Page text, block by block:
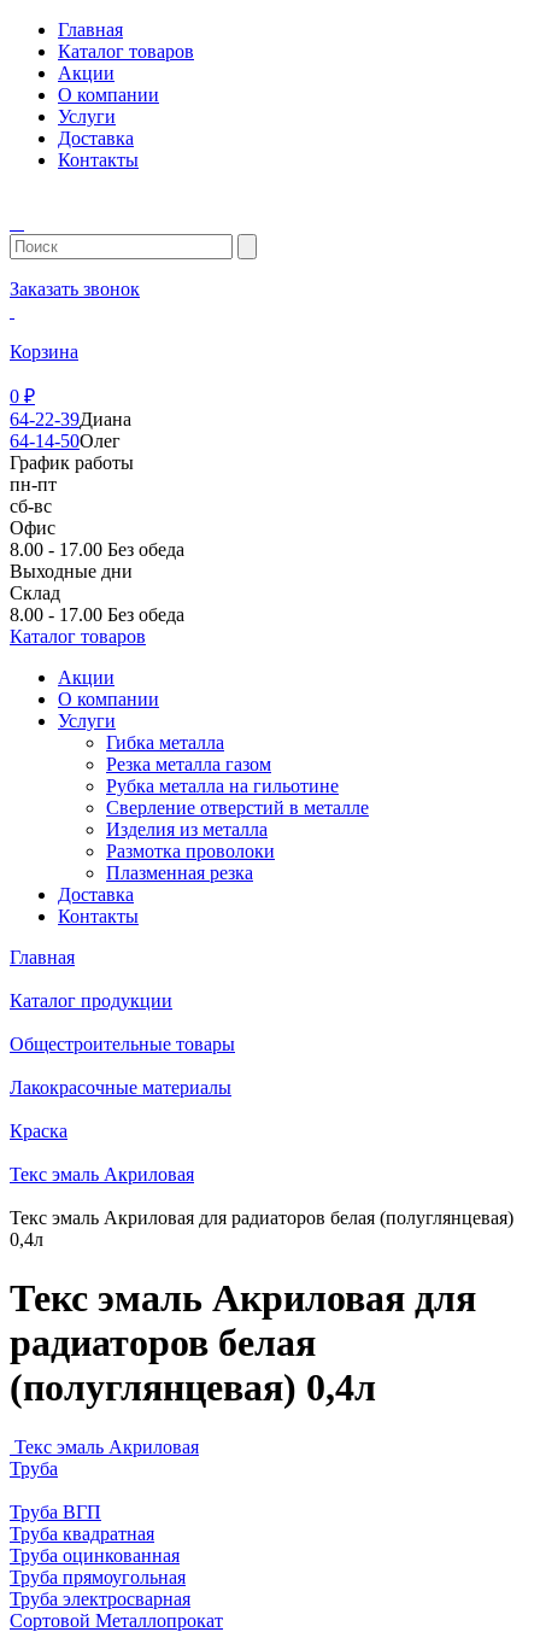
Главная
Каталог товаров
Акции
О компании
Услуги
Доставка
Контакты
Заказать звонок
Корзина
0 ₽
64-22-39Диана
64-14-50Олег
График работы
пн-пт
сб-вс
Офис
8.00 - 17.00 Без обеда
Выходные дни
Склад
8.00 - 17.00 Без обеда
Каталог товаров
Акции
О компании
Услуги
Гибка металла
Резка металла газом
Рубка металла на гильотине
Сверление отверстий в металле
Изделия из металла
Размотка проволоки
Плазменная резка
Доставка
Контакты
Главная
Каталог продукции
Общестроительные товары
Лакокрасочные материалы
Краска
Текс эмаль Акриловая
Текс эмаль Акриловая для радиаторов белая (полуглянцевая)
0,4л
Текс эмаль Акриловая для
радиаторов белая
(полуглянцевая) 0,4л
Текс эмаль Акриловая
Труба
Труба ВГП
Труба квадратная
Труба оцинкованная
Труба прямоугольная
Труба электросварная
Сортовой Металлопрокат